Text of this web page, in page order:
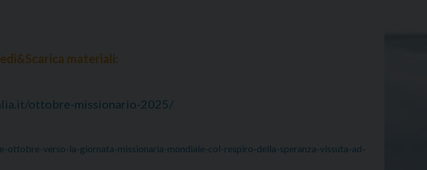
materiali:
ottobre-missionario-2025/
verso-la-giornata-missionaria-mondiale-col-respiro-della-speranza-vissuta-ad-